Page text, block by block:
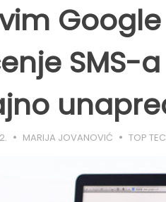
SMS-
MARIJA JOVANOVIĆ TOP